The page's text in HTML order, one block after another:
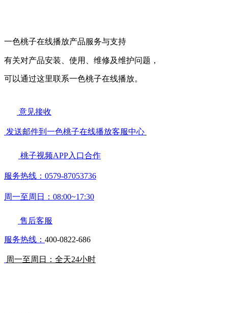
一色桃子在线播放产品服务与支持
有关对产品安装、使用、维修及维护问题，
可以通过这里联系一色桃子在线播放。
意见接收
发送邮件到一色桃子在线播放客服中心
桃子视频APP入口合作
服务热线：0579-87053736
周一至周日：08:00~17:30
售后客服
服务热线： 400-0822-686
周一至周日：全天24小时